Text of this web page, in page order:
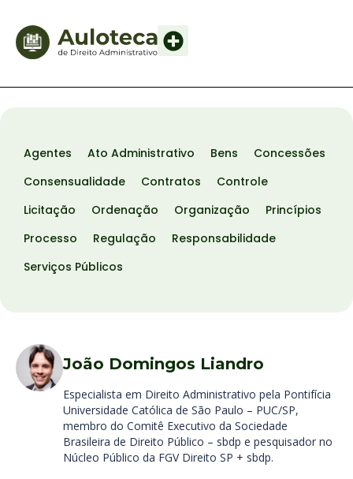
Agentes Ato Administrativo Bens
Concessões
Consensualidade
Contratos
Controle
Licitação
Ordenação Organização
Princípios
Processo
Regulação
Responsabilidade
Serviços Públicos
João Domingos Liandro
Especialista em Direito Administrativo pela Pontifícia
Universidade Católica de São Paulo – PUC/SP,
membro do Comitê Executivo da Sociedade
Brasileira de Direito Público – sbdp e pesquisador no
Núcleo Público da FGV Direito SP + sbdp.